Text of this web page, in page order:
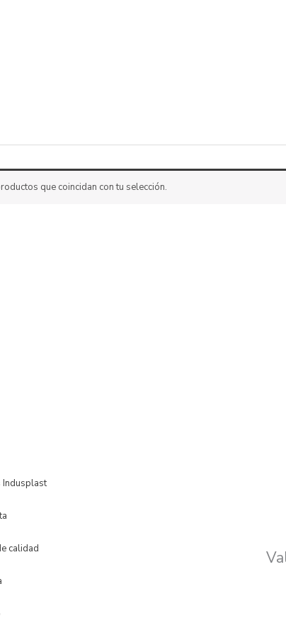
que coincidan con tu selección.
calidad